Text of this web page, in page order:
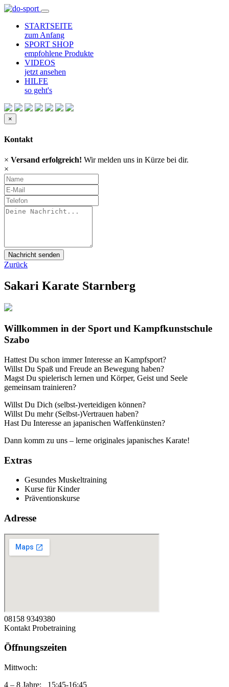
STARTSEITE
zum Anfang
SPORT SHOP
empfohlene Produkte
VIDEOS
jetzt ansehen
HILFE
so geht's
×
Kontakt
× Versand erfolgreich! Wir melden uns in Kürze bei dir.
×
Nachricht senden
Zurück
Sakari Karate Starnberg
Willkommen in der Sport und Kampfkunstschule
Szabo
Hattest Du schon immer Interesse an Kampfsport?
Willst Du Spaß und Freude an Bewegung haben?
Magst Du spielerisch lernen und Körper, Geist und Seele
gemeinsam trainieren?
Willst Du Dich (selbst-)verteidigen können?
Willst Du mehr (Selbst-)Vertrauen haben?
Hast Du Interesse an japanischen Waffenkünsten?
Dann komm zu uns – lerne originales japanisches Karate!
Extras
Gesundes Muskeltraining
Kurse für Kinder
Präventionskurse
Adresse
08158 9349380
Kontakt Probetraining
Öffnungszeiten
Mittwoch:
4 – 8 Jahre: 15:45-16:45